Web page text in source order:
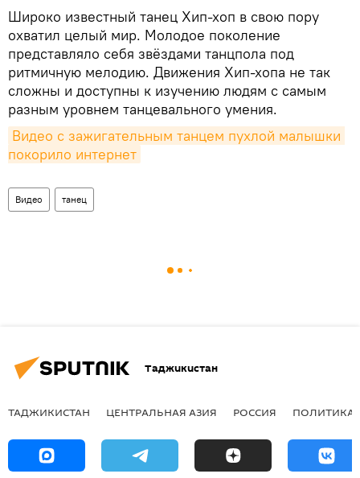
Широко известный танец Хип-хоп в свою пору
охватил целый мир. Молодое поколение
представляло себя звёздами танцпола под
ритмичную мелодию. Движения Хип-хопа не так
сложны и доступны к изучению людям с самым
разным уровнем танцевального умения.
Видео с зажигательным танцем пухлой малышки
покорило интернет
Видео танец
Таджикистан
ТАДЖИКИСТАН ЦЕНТРАЛЬНАЯ АЗИЯ РОССИЯ ПОЛИТИКА